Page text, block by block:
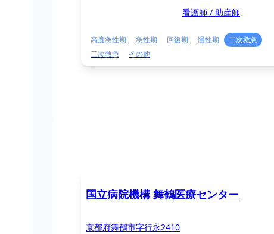
看護師 / 助産師
高度急性期 急性期 回復期 慢性期
二次救急
三次救急
その他
国立病院機構 舞鶴医療センター
京都府舞鶴市字行永2410